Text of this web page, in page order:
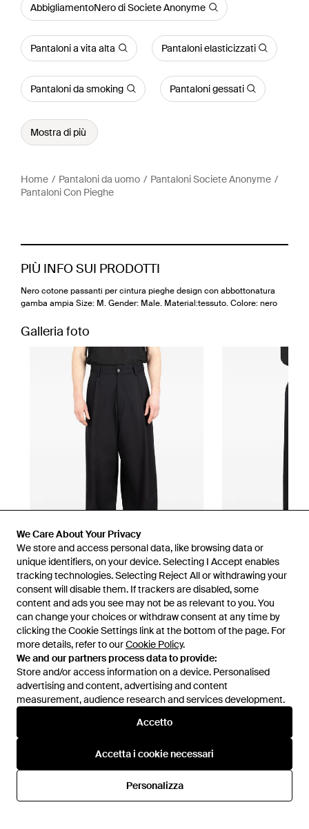
We Care About Your Privacy
We store and access personal data, like browsing data or
unique identifiers, on your device. Selecting I Accept enables
tracking technologies. Selecting Reject All or withdrawing your
consent will disable them. If trackers are disabled, some
content and ads you see may not be as relevant to you. You
can change your choices or withdraw consent at any time by
clicking the Cookie Settings link at the bottom of the page. For
more details, refer to ourCookie Policy.
We and our partners process data to provide:
Store and/or access information on a device. Personalised
advertising and content, advertising and content
measurement, audience research and services development.
Accetto
Accetta i cookie necessari
Personalizza
AbbigliamentoNero di Societe Anonyme
Pantaloni a vita alta Pantaloni elasticizzati
Pantaloni da smoking Pantaloni gessati
Mostra di più
Home Pantaloni da uomo
Pantaloni Societe Anonyme
Pantaloni Con Pieghe
PIÙ INFO SUI PRODOTTI
Nero cotone passanti per cintura pieghe design con abbottonatura
gamba ampia Size: M. Gender: Male. Material:tessuto. Colore: nero
Galleria foto
Prima disponibile presso:FARFETCH
Assistenza e info